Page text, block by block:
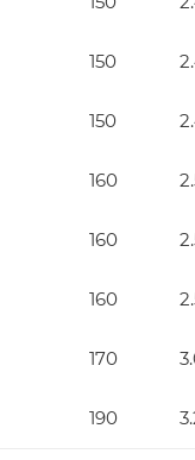
150
150
160
160
160
170
190